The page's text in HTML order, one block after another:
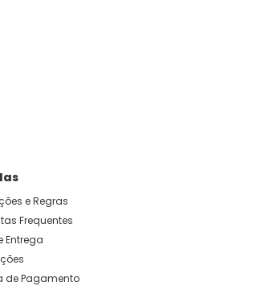
e Regras
Frequentes
Entrega
de Pagamento